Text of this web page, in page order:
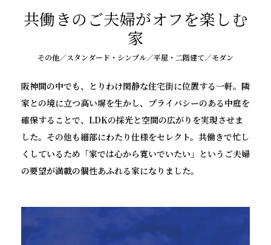
共働きのご夫婦がオフを楽しむ
家
その他／スタンダード・シンプル／平屋・二階建て／モダン
阪神間の中でも、とりわけ閑静な住宅街に位置する一軒。隣
家との境に立つ高い塀を生かし、プライバシーのある中庭を
確保することで、LDKの採光と空間の広がりを実現させま
した。その他も細部にわたり仕様をセレクト。共働きで忙し
くしているため「家では心から寛いでいたい」というご夫婦
の要望が満載の個性あふれる家になりました。